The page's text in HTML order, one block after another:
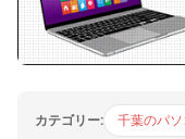
カテゴリー: 千葉のパ